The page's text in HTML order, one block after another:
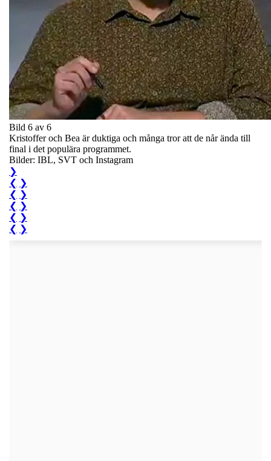
Bild 6 av 6
Kristoffer och Bea är duktiga och många tror att de når ända till
final i det populära programmet.
Bilder: IBL, SVT och Instagram
❯
❮ ❯
❮ ❯
❮ ❯
❮ ❯
❮ ❯